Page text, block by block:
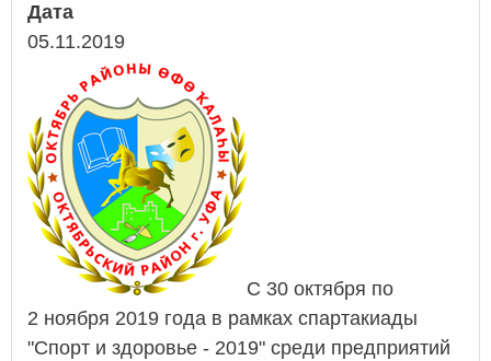
Дата
05.11.2019
C 30 октября по
2 ноября 2019 года в рамках спартакиады
"Спорт и здоровье - 2019" среди предприятий